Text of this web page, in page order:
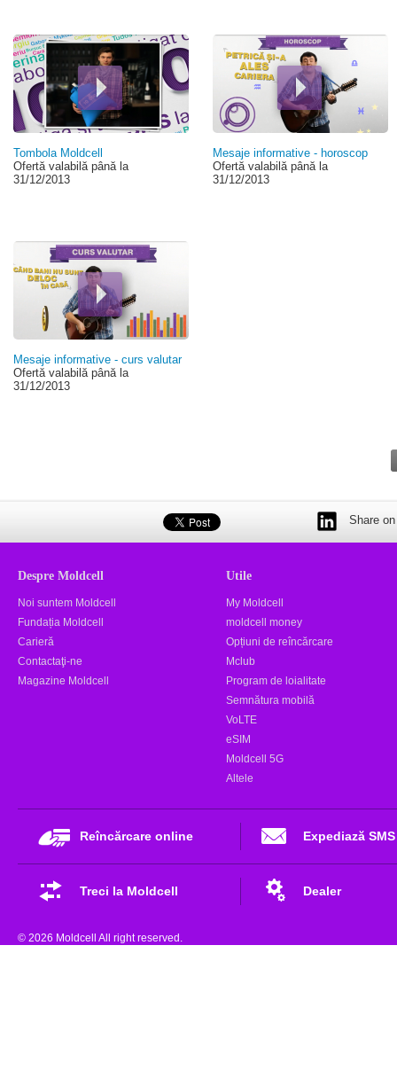
Tombola Moldcell
Ofertă valabilă până la
31/12/2013
Mesaje informative - horoscop
Ofertă valabilă până la
31/12/2013
Mesaje informative - curs valutar
Ofertă valabilă până la
31/12/2013
Share
Despre Moldcell
Noi suntem Moldcell
Fundația Moldcell
Carieră
Contactaţi-ne
Magazine Moldcell
Utile
My Moldcell
moldcell money
Opțiuni de reîncărcare
Mclub
Program de loialitate
Semnătura mobilă
VoLTE
eSIM
Moldcell 5G
Altele
Reîncărcare online Expediază SMS
Treci la Moldcell Dealer
© 2026 Moldcell All right reserved.